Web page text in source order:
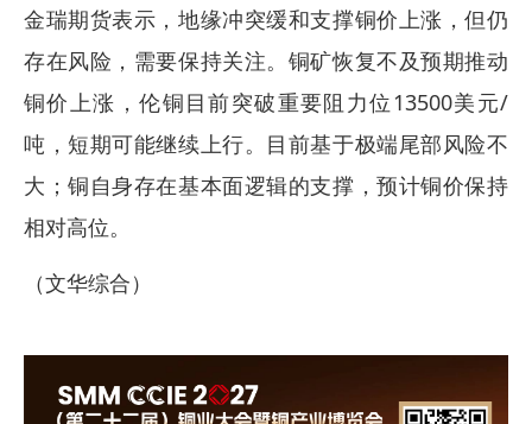
金瑞期货表示，地缘冲突缓和支撑铜价上涨，但仍
存在风险，需要保持关注。铜矿恢复不及预期推动
铜价上涨，伦铜目前突破重要阻力位13500美元/
吨，短期可能继续上行。目前基于极端尾部风险不
大；铜自身存在基本面逻辑的支撑，预计铜价保持
相对高位。
（文华综合）